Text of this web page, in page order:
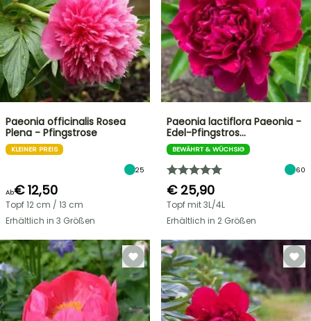
Paeonia officinalis Rosea
Plena - Pfingstrose
KLEINER PREIS
25
Ab€ 12,50
Topf 12 cm / 13 cm
Erhältlich in 3 Größen
Paeonia lactiflora Paeonia -
Edel-Pfingstros…
BEWÄHRT & WÜCHSIG
60
€ 25,90
Topf mit 3L/4L
Erhältlich in 2 Größen